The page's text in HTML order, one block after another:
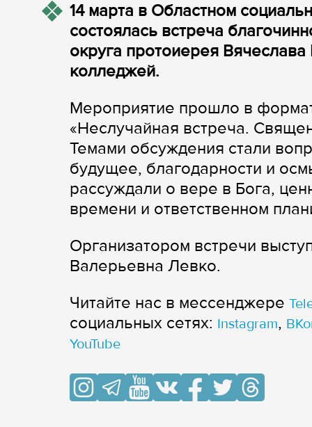
14 марта в Областном
состоялась встреча
округа протоиерея
колледжей.
Мероприятие прошло в
«Неслучайная встреча.
Темами обсуждения стали
будущее, благодарности и
рассуждали о вере в Бога,
времени и ответственном
Организатором встречи
Валерьевна Левко.
Читайте нас в мессенджере
cоциальных сетях: Instagram,
YouTube